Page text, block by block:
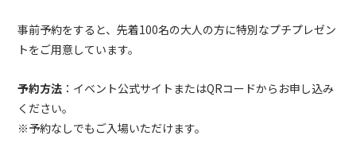
事前予約をすると、先着100名の大人の方に特別なプチプレゼン
トをご用意しています。
予約方法 ：イベント公式サイトまたはQRコードからお申し込み
ください。
※予約なしでもご入場いただけます。